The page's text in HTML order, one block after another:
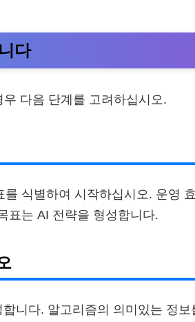
다
다음 단계를 고려하십시오.
식별하여 시작하십시오. 운영
표는 AI 전략을 형성합니다.
니다. 알고리즘의 의미있는 정보